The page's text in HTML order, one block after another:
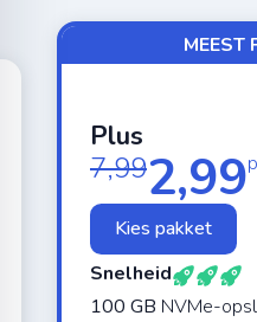
MEEST
Plus
7,992,99
Kies pakket
Snelheid
100 GB NVMe-